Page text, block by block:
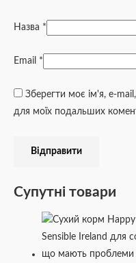
Назва *
Email *
Зберегти моє ім'я, e-
для моїх подальших
Супутні товари